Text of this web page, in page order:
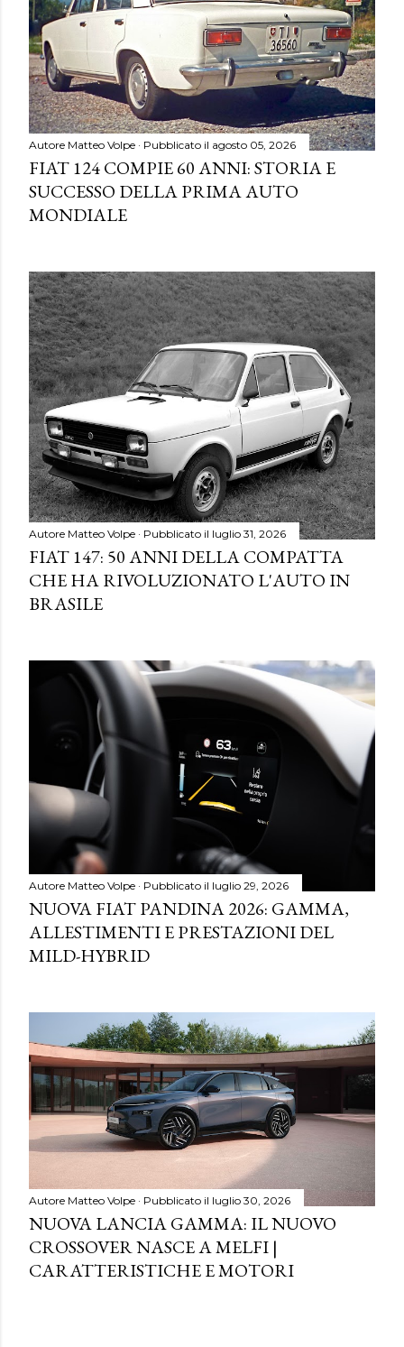
Autore Matteo Volpe Pubblicato il agosto 05, 2026
FIAT 124 COMPIE 60 ANNI: STORIA E
SUCCESSO DELLA PRIMA AUTO
MONDIALE
Autore Matteo Volpe Pubblicato il luglio 31, 2026
FIAT 147: 50 ANNI DELLA COMPATTA
CHE HA RIVOLUZIONATO L'AUTO IN
BRASILE
Autore Matteo Volpe Pubblicato il luglio 29, 2026
NUOVA FIAT PANDINA 2026: GAMMA,
ALLESTIMENTI E PRESTAZIONI DEL
MILD-HYBRID
Autore Matteo Volpe Pubblicato il luglio 30, 2026
NUOVA LANCIA GAMMA: IL NUOVO
CROSSOVER NASCE A MELFI |
CARATTERISTICHE E MOTORI